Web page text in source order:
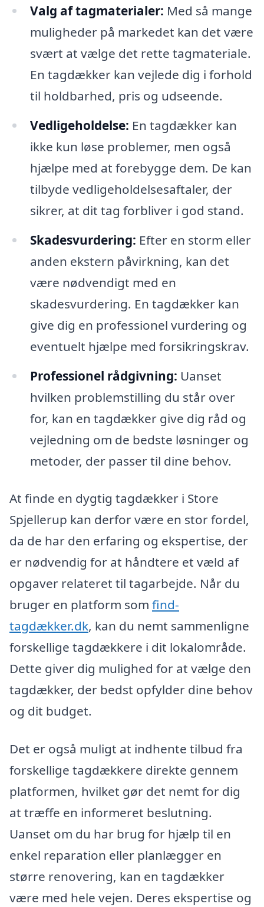
Valg af tagmaterialer: Med så mange
muligheder på markedet kan det være
svært at vælge det rette tagmateriale.
En tagdækker kan vejlede dig i forhold
til holdbarhed, pris og udseende.
Vedligeholdelse: En tagdækker kan
ikke kun løse problemer, men også
hjælpe med at forebygge dem. De kan
tilbyde vedligeholdelsesaftaler, der
sikrer, at dit tag forbliver i god stand.
Skadesvurdering: Efter en storm eller
anden ekstern påvirkning, kan det
være nødvendigt med en
skadesvurdering. En tagdækker kan
give dig en professionel vurdering og
eventuelt hjælpe med forsikringskrav.
Professionel rådgivning: Uanset
hvilken problemstilling du står over
for, kan en tagdækker give dig råd og
vejledning om de bedste løsninger og
metoder, der passer til dine behov.
At finde en dygtig tagdækker i Store
Spjellerup kan derfor være en stor fordel,
da de har den erfaring og ekspertise, der
er nødvendig for at håndtere et væld af
opgaver relateret til tagarbejde. Når du
bruger en platform som find-
tagdækker.dk, kan du nemt sammenligne
forskellige tagdækkere i dit lokalområde.
Dette giver dig mulighed for at vælge den
tagdækker, der bedst opfylder dine behov
og dit budget.
Det er også muligt at indhente tilbud fra
forskellige tagdækkere direkte gennem
platformen, hvilket gør det nemt for dig
at træffe en informeret beslutning.
Uanset om du har brug for hjælp til en
enkel reparation eller planlægger en
større renovering, kan en tagdækker
være med hele vejen. Deres ekspertise og